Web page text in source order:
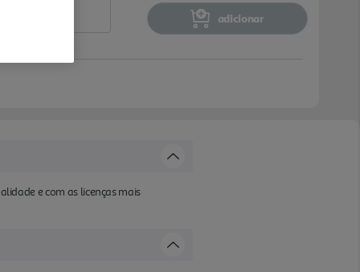
adicionar
e com as licenças mais